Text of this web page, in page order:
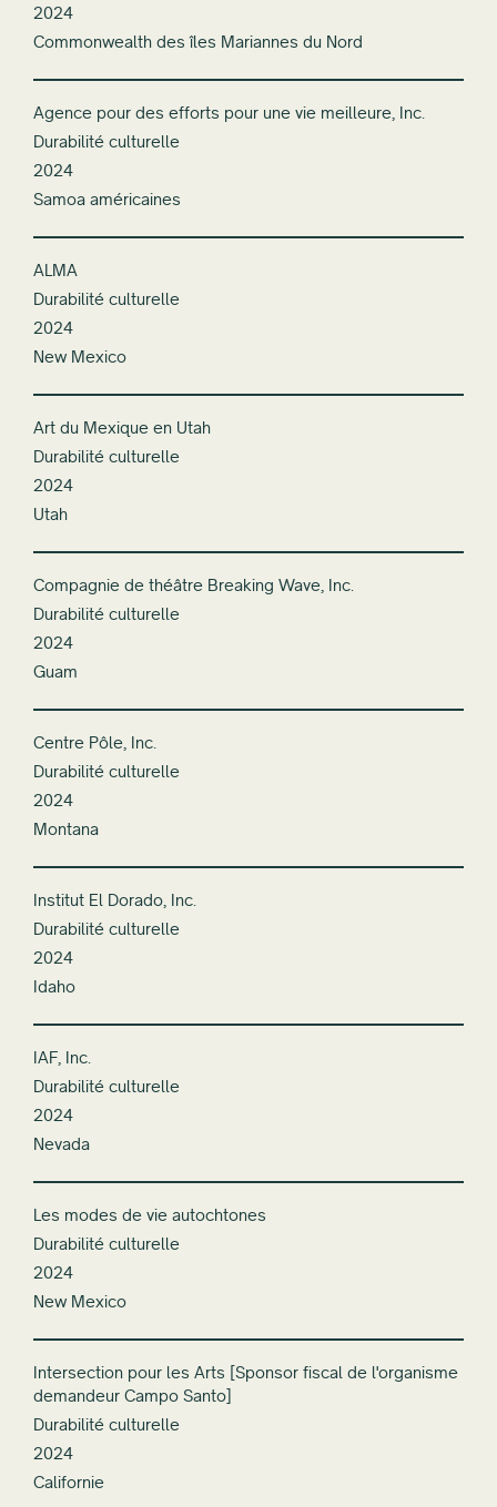
2024
Commonwealth des îles Mariannes du Nord
Agence pour des efforts pour une vie meilleure, Inc.
Durabilité culturelle
2024
Samoa américaines
ALMA
Durabilité culturelle
2024
New Mexico
Art du Mexique en Utah
Durabilité culturelle
2024
Utah
Compagnie de théâtre Breaking Wave, Inc.
Durabilité culturelle
2024
Guam
Centre Pôle, Inc.
Durabilité culturelle
2024
Montana
Institut El Dorado, Inc.
Durabilité culturelle
2024
Idaho
IAF, Inc.
Durabilité culturelle
2024
Nevada
Les modes de vie autochtones
Durabilité culturelle
2024
New Mexico
Intersection pour les Arts [Sponsor fiscal de l'organisme
demandeur Campo Santo]
Durabilité culturelle
2024
Californie